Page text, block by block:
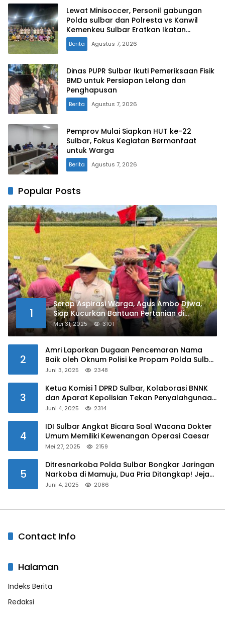
Lewat Minisoccer, Personil gabungan
Polda sulbar dan Polresta vs Kanwil
Kemenkeu Sulbar Eratkan Ikatan
Persaudaraan
Berita Agustus 7, 2026
Dinas PUPR Sulbar Ikuti Pemeriksaan Fisik
BMD untuk Persiapan Lelang dan
Berita Agustus 7, 2026
Pemprov Mulai Siapkan HUT ke-22
Sulbar, Fokus Kegiatan Bermanfaat
untuk Warga
Berita Agustus 7, 2026
Popular Posts
1
Serap Aspirasi Warga, Agus Ambo Djiwa,
Siap Kucurkan Bantuan Pertanian di
Kalukku
Mei 31, 2025 3101
2
Amri Laporkan Dugaan Pencemaran Nama
Baik oleh Oknum Polisi ke Propam Polda Sulbar
Juni 3, 2025 2348
3
Ketua Komisi 1 DPRD Sulbar, Kolaborasi BNNK
dan Aparat Kepolisian Tekan Penyalahgunaan
Juni 4, 2025 2314
4
IDI Sulbar Angkat Bicara Soal Wacana Dokter
Umum Memiliki Kewenangan Operasi Caesar
Mei 27, 2025 2159
5
Ditresnarkoba Polda Sulbar Bongkar Jaringan
Narkoba di Mamuju, Dua Pria Ditangkap! Jejak
Juni 4, 2025 2086
Contact Info
Halaman
Indeks Berita
Redaksi